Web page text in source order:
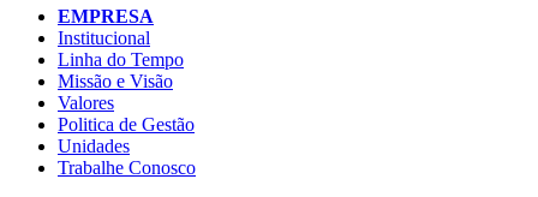
EMPRESA
Institucional
Linha do Tempo
Missão e Visão
Valores
Politica de Gestão
Unidades
Trabalhe Conosco